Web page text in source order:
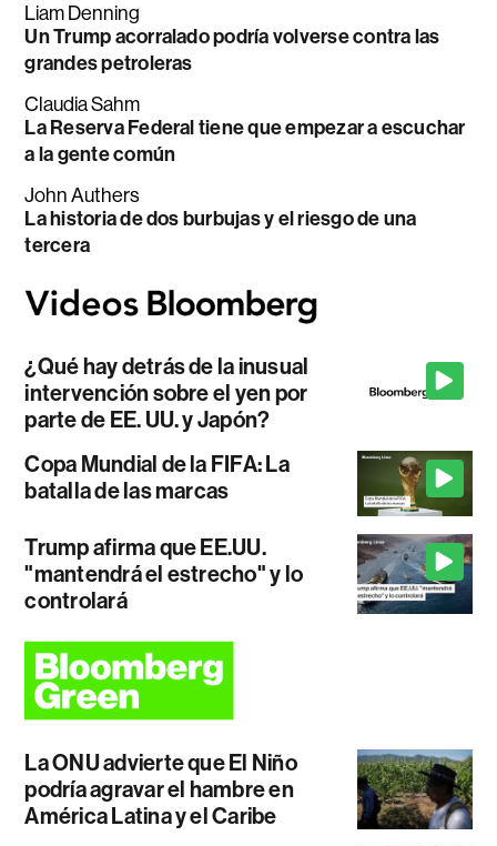
Liam Denning
Un Trump acorralado podría volverse contra las
grandes petroleras
Claudia Sahm
La Reserva Federal tiene que empezar a escuchar
a la gente común
John Authers
La historia de dos burbujas y el riesgo de una
tercera
¿Qué hay detrás de la inusual
intervención sobre el yen por
parte de EE. UU. y Japón?
Copa Mundial de la FIFA: La
batalla de las marcas
Trump afirma que EE.UU.
"mantendrá el estrecho" y lo
controlará
La ONU advierte que El Niño
podría agravar el hambre en
América Latina y el Caribe